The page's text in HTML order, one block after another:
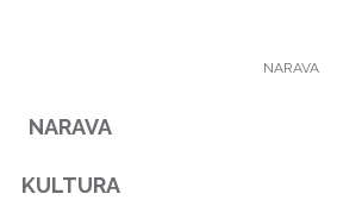
NARAVA
NARAVA
KULTURA